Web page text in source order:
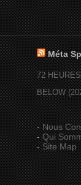
Méta
72
BELOW
-Nous
-Qui
-Site Map